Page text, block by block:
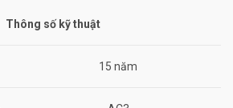
Thông số kỹ thuật
15 năm